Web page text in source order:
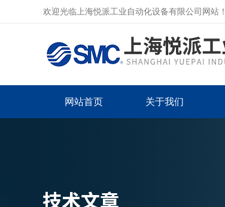
欢迎光临上海悦派工业自动化设备有限公司网站！
网站首页 关于我们